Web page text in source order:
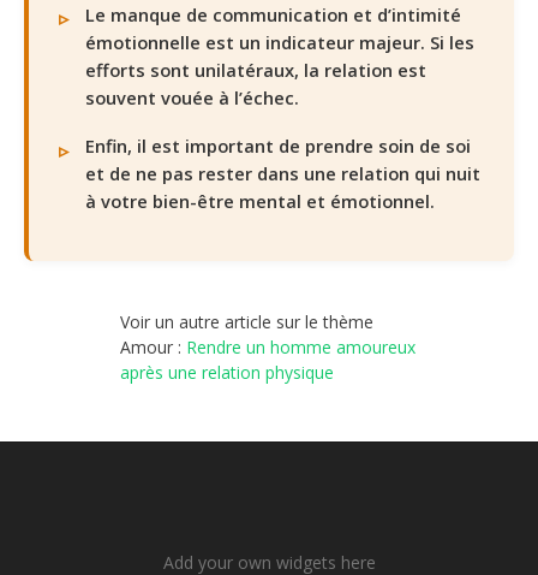
Le manque de communication et d’intimité
émotionnelle est un indicateur majeur. Si les
efforts sont unilatéraux, la relation est
souvent vouée à l’échec.
Enfin, il est important de prendre soin de soi
et de ne pas rester dans une relation qui nuit
à votre bien-être mental et émotionnel.
Voir un autre article sur le thème
Amour : Rendre un homme amoureux
après une relation physique
Add your own widgets here